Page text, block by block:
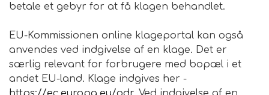
betale et gebyr for at få klagen behandlet.
EU-Kommissionen online klageportal kan også
anvendes ved indgivelse af en klage. Det er
særlig relevant for forbrugere med bopæl i et
andet EU-land. Klage indgives her -